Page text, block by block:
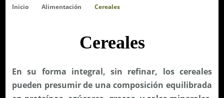
Inicio Alimentación Cereales
Cereales
En su forma integral, sin refinar, los cereales
pueden presumir de una composición equilibrada